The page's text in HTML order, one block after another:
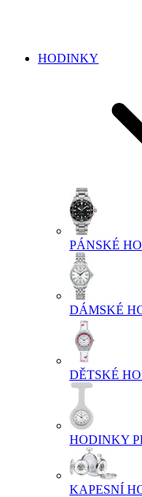
HODINKY
PÁNSKÉ
DÁMSKÉ
DĚTSKÉ
HODINKY
KAPESNÍ